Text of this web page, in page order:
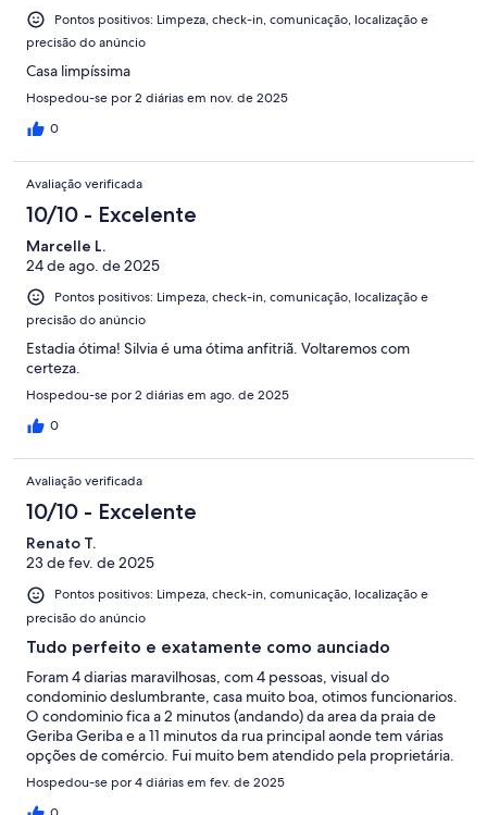
Pontos positivos: Limpeza, check-in, comunicação, localização e
precisão do anúncio
Casa limpíssima
Hospedou-se por 2 diárias em nov. de 2025
0
Avaliação verificada
10/10 - Excelente
Marcelle L.
24 de ago. de 2025
Pontos positivos: Limpeza, check-in, comunicação, localização e
precisão do anúncio
Estadia ótima! Silvia é uma ótima anfitriã. Voltaremos com
certeza.
Hospedou-se por 2 diárias em ago. de 2025
0
Avaliação verificada
10/10 - Excelente
Renato T.
23 de fev. de 2025
Pontos positivos: Limpeza, check-in, comunicação, localização e
precisão do anúncio
Tudo perfeito e exatamente como aunciado
Foram 4 diarias maravilhosas, com 4 pessoas, visual do
condominio deslumbrante, casa muito boa, otimos funcionarios.
O condominio fica a 2 minutos (andando) da area da praia de
Geriba Geriba e a 11 minutos da rua principal aonde tem várias
opções de comércio. Fui muito bem atendido pela proprietária.
Hospedou-se por 4 diárias em fev. de 2025